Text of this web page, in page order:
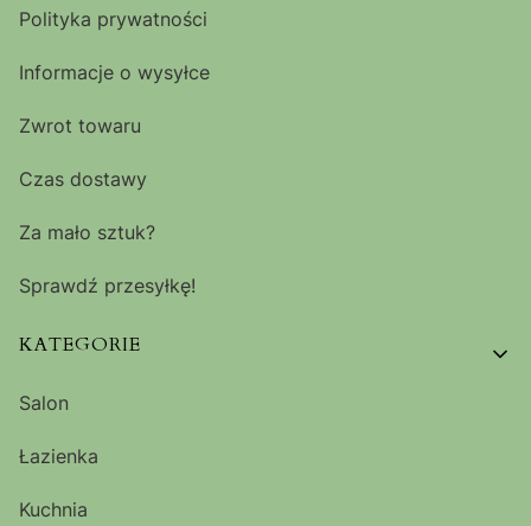
Polityka prywatności
Informacje o wysyłce
Zwrot towaru
Czas dostawy
Za mało sztuk?
Sprawdź przesyłkę!
KATEGORIE
Salon
Łazienka
Kuchnia